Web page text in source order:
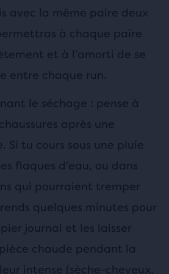
avec la même paire deux
à chaque paire
et à l’amorti de se
entre chaque run.
le séchage : pense à
après une
Si tu cours sous une pluie
flaques d’eau, ou dans
qui pourraient tremper
quelques minutes pour
journal et les laisser
chaude pendant la
intense (sèche-cheveux,